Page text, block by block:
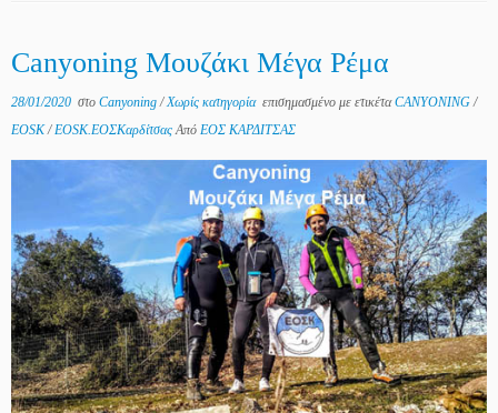
Canyoning Μουζάκι Μέγα Ρέμα
28/01/2020 στο Canyoning/Χωρίς κατηγορία επισημασμένο με ετικέταCANYONING/
EOSK/EOSK.ΕΟΣΚαρδίτσαςΑπό ΕΟΣ ΚΑΡΔΙΤΣΑΣ